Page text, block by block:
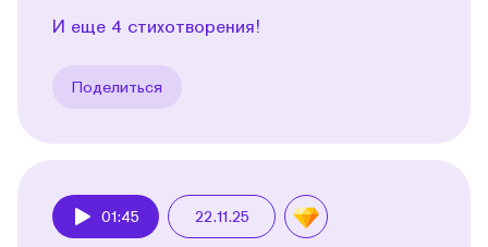
И еще 4 стихотворения!
Поделиться
01:45 22.11.25